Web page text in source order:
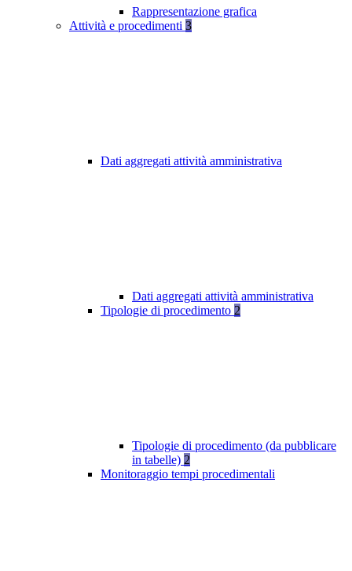
Rappresentazione grafica
Attività e procedimenti 3
Dati aggregati attività amministrativa
Dati aggregati attività amministrativa
Tipologie di procedimento 2
Tipologie di procedimento (da pubblicare
in tabelle) 2
Monitoraggio tempi procedimentali